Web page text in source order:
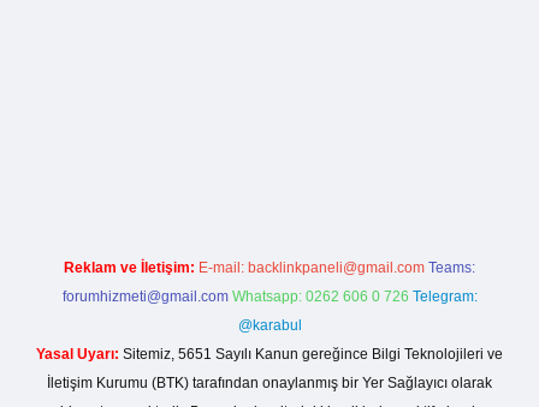
Reklam ve İletişim: E-mail: backlinkpaneli@gmail.com Teams:
forumhizmeti@gmail.com Whatsapp: 0262 606 0 726 Telegram:
@karabul
Yasal Uyarı: Sitemiz, 5651 Sayılı Kanun gereğince Bilgi Teknolojileri ve
İletişim Kurumu (BTK) tarafından onaylanmış bir Yer Sağlayıcı olarak